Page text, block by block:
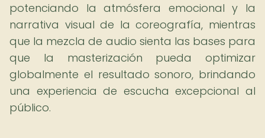
potenciando la atmósfera emocional y la
narrativa visual de la coreografía, mientras
que la mezcla de audio sienta las bases para
que la masterización pueda optimizar
globalmente el resultado sonoro, brindando
una experiencia de escucha excepcional al
público.